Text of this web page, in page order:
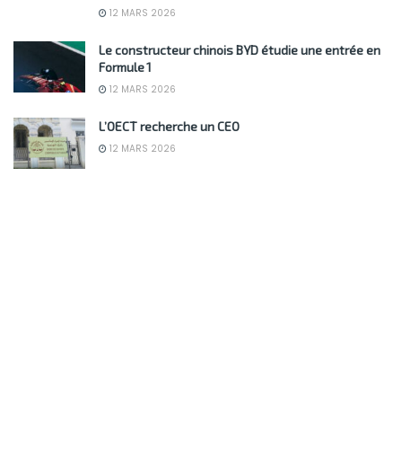
12 MARS 2026
Le constructeur chinois BYD étudie une entrée en
Formule 1
12 MARS 2026
L’OECT recherche un CEO
12 MARS 2026